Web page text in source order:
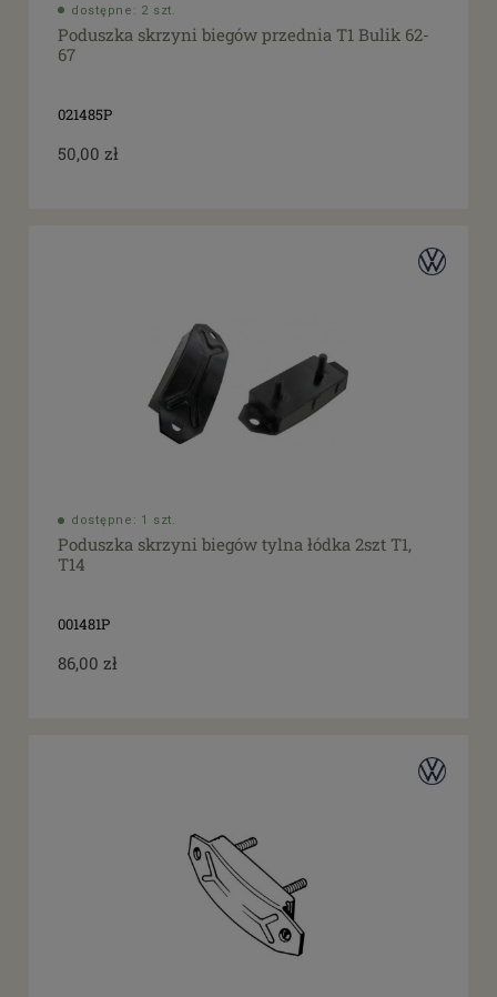
dostępne: 2 szt.
Poduszka skrzyni biegów przednia T1 Bulik 62-
67
021485P
50,00 zł
dostępne: 1 szt.
Poduszka skrzyni biegów tylna łódka 2szt T1,
T14
001481P
86,00 zł